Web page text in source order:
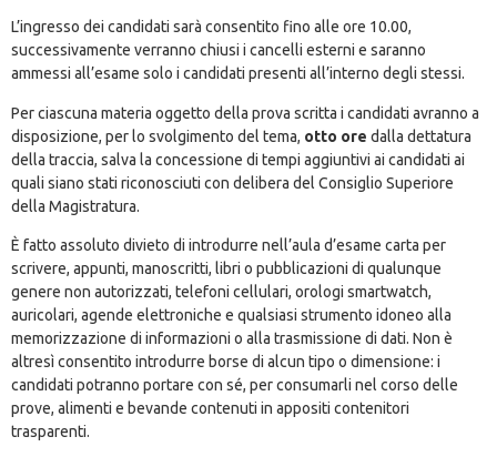
L’ingresso dei candidati sarà consentito fino alle ore 10.00,
successivamente verranno chiusi i cancelli esterni e saranno
ammessi all’esame solo i candidati presenti all’interno degli stessi.
Per ciascuna materia oggetto della prova scritta i candidati avranno a
disposizione, per lo svolgimento del tema, otto ore dalla dettatura
della traccia, salva la concessione di tempi aggiuntivi ai candidati ai
quali siano stati riconosciuti con delibera del Consiglio Superiore
della Magistratura.
È fatto assoluto divieto di introdurre nell’aula d’esame carta per
scrivere, appunti, manoscritti, libri o pubblicazioni di qualunque
genere non autorizzati, telefoni cellulari, orologi smartwatch,
auricolari, agende elettroniche e qualsiasi strumento idoneo alla
memorizzazione di informazioni o alla trasmissione di dati. Non è
altresì consentito introdurre borse di alcun tipo o dimensione: i
candidati potranno portare con sé, per consumarli nel corso delle
prove, alimenti e bevande contenuti in appositi contenitori
trasparenti.